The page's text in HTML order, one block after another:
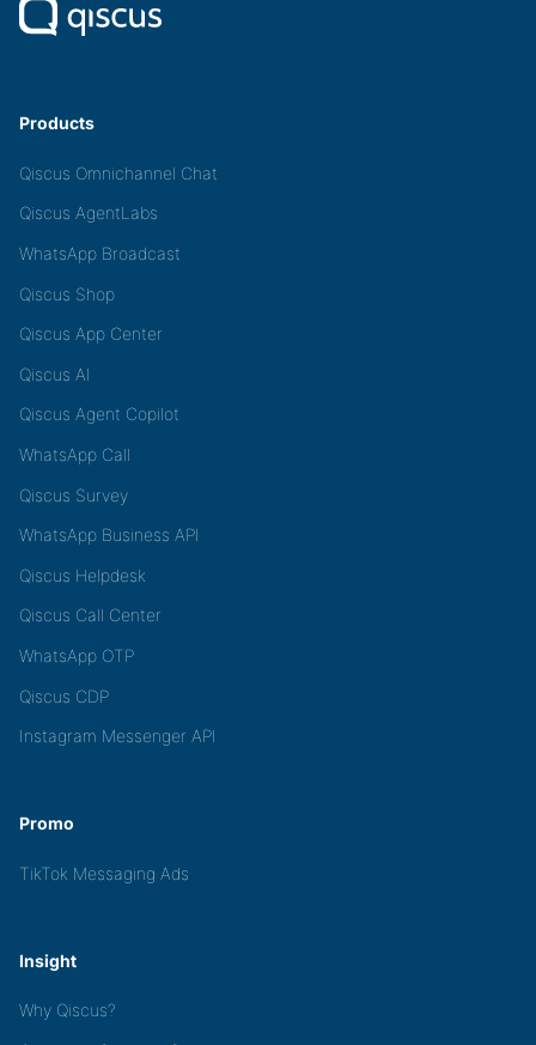
Products
Qiscus Omnichannel Chat
Qiscus AgentLabs
WhatsApp Broadcast
Qiscus Shop
Qiscus App Center
Qiscus AI
Qiscus Agent Copilot
WhatsApp Call
Qiscus Survey
WhatsApp Business API
Qiscus Helpdesk
Qiscus Call Center
WhatsApp OTP
Qiscus CDP
Instagram Messenger API
Promo
TikTok Messaging Ads
Insight
Why Qiscus?